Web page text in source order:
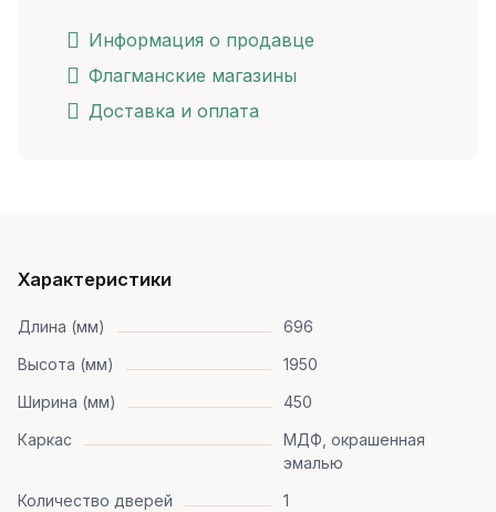
Информация о продавце
Флагманские магазины
Доставка и оплата
Характеристики
Длина (мм)
696
Высота (мм)
1950
Ширина (мм)
450
Каркас
МДФ, окрашенная
эмалью
Количество дверей
1